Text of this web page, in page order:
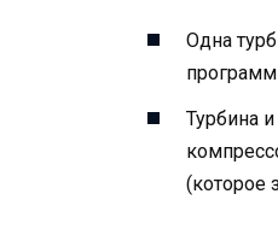
Одна
Турбина
(которое